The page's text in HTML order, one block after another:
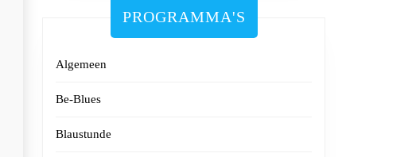
PROGRAMMA'S
Algemeen
Be-Blues
Blaustunde